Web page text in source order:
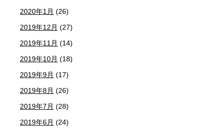
2020年1月 (26)
2019年12月 (27)
2019年11月 (14)
2019年10月 (18)
2019年9月 (17)
2019年8月 (26)
2019年7月 (28)
2019年6月 (24)